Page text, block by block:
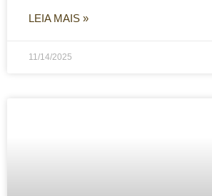
LEIA MAIS »
11/14/2025